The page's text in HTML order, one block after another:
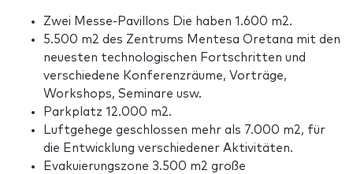
Zwei Messe-Pavillons Die haben 1.600 m2.
5.500 m2 des Zentrums Mentesa Oretana mit den
neuesten technologischen Fortschritten und
verschiedene Konferenzräume, Vorträge,
Workshops, Seminare usw.
Parkplatz 12.000 m2.
Luftgehege geschlossen mehr als 7.000 m2, für
die Entwicklung verschiedener Aktivitäten.
Evakuierungszone 3.500 m2 große